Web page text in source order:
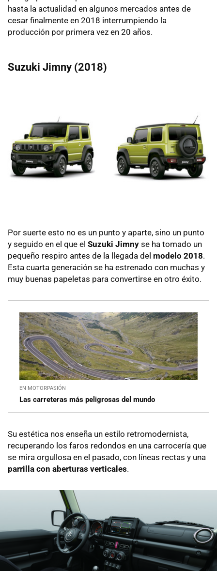
hasta la actualidad en algunos mercados antes de
cesar finalmente en 2018 interrumpiendo la
producción por primera vez en 20 años.
Suzuki Jimny (2018)
Por suerte esto no es un punto y aparte, sino un punto
y seguido en el que el Suzuki Jimny se ha tomado un
pequeño respiro antes de la llegada del modelo 2018.
Esta cuarta generación se ha estrenado con muchas y
muy buenas papeletas para convertirse en otro éxito.
EN MOTORPASIÓN
Las carreteras más peligrosas del mundo
Su estética nos enseña un estilo retromodernista,
recuperando los faros redondos en una carrocería que
se mira orgullosa en el pasado, con líneas rectas y una
parrilla con aberturas verticales.